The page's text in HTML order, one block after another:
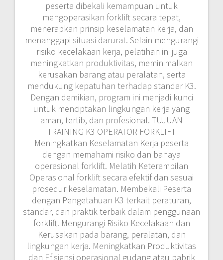
peserta dibekali kemampuan untuk
mengoperasikan forklift secara tepat,
menerapkan prinsip keselamatan kerja, dan
menanggapi situasi darurat. Selain mengurangi
risiko kecelakaan kerja, pelatihan ini juga
meningkatkan produktivitas, meminimalkan
kerusakan barang atau peralatan, serta
mendukung kepatuhan terhadap standar K3.
Dengan demikian, program ini menjadi kunci
untuk menciptakan lingkungan kerja yang
aman, tertib, dan profesional. TUJUAN
TRAINING K3 OPERATOR FORKLIFT
Meningkatkan Keselamatan Kerja peserta
dengan memahami risiko dan bahaya
operasional forklift. Melatih Keterampilan
Operasional forklift secara efektif dan sesuai
prosedur keselamatan. Membekali Peserta
dengan Pengetahuan K3 terkait peraturan,
standar, dan praktik terbaik dalam penggunaan
forklift. Mengurangi Risiko Kecelakaan dan
Kerusakan pada barang, peralatan, dan
lingkungan kerja. Meningkatkan Produktivitas
dan Efisiensi operasional gudang atau pabrik